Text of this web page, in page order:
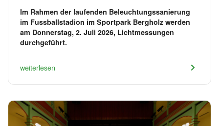
Im Rahmen der laufenden Beleuchtungssanierung
im Fussballstadion im Sportpark Bergholz werden
am Donnerstag, 2. Juli 2026, Lichtmessungen
durchgeführt.
weiterlesen